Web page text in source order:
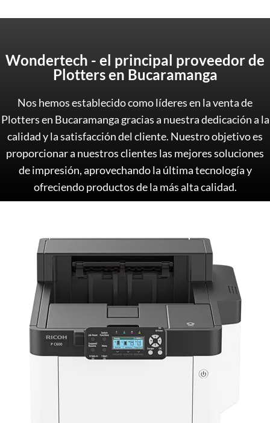
Wondertech - el principal proveedor de
Plotters en Bucaramanga
Nos hemos establecido como líderes en la venta de
Plotters en Bucaramanga gracias a nuestra dedicación a la
calidad y la satisfacción del cliente. Nuestro objetivo es
proporcionar a nuestros clientes las mejores soluciones
de impresión, aprovechando la última tecnología y
ofreciendo productos de la más alta calidad.